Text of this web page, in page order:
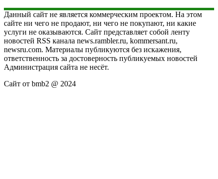
Данный сайт не является коммерческим проектом. На этом
сайте ни чего не продают, ни чего не покупают, ни какие
услуги не оказываются. Сайт представляет собой ленту
новостей RSS канала news.rambler.ru, kommersant.ru,
newsru.com. Материалы публикуются без искажения,
ответственность за достоверность публикуемых новостей
Администрация сайта не несёт.
Сайт от bmb2 @ 2024